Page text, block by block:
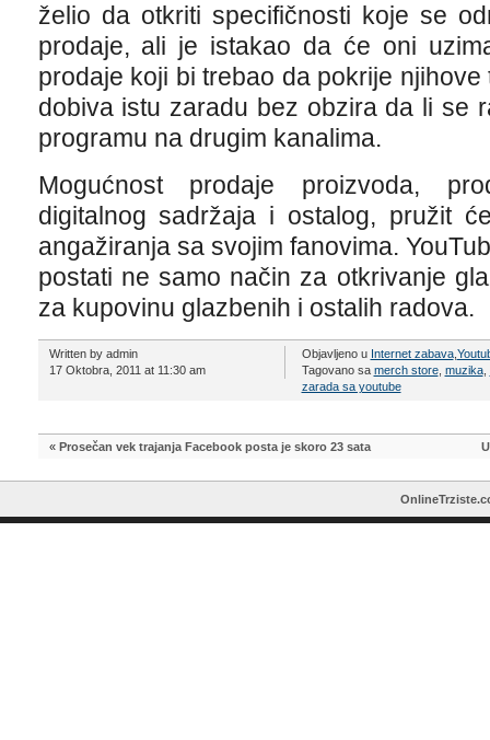
želio da otkriti specifičnosti koje se
prodaje, ali je istakao da će oni
prodaje koji bi trebao da pokrije
dobiva istu zaradu bez obzira da li se
programu na drugim kanalima.
Mogućnost prodaje proizvoda,
digitalnog sadržaja i ostalog, pružit
angažiranja sa svojim fanovima.
postati ne samo način za otkrivanje
za kupovinu glazbenih i ostalih radova.
Written by admin
17 Oktobra, 2011 at 11:30 am
Objavljeno u Internet zabava,
Tagovano sa merch store, muzika,
zarada sa youtube
« Prosečan vek trajanja Facebook posta je skoro 23 sata